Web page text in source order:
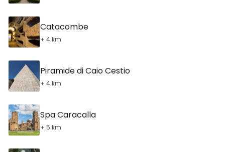
Catacombe
+ 4 km
Piramide di Caio Cestio
+ 4 km
Spa Caracalla
+ 5 km